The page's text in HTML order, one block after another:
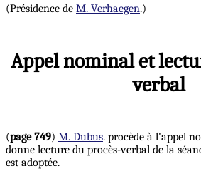
(Présidence de M. Verhaegen.)
Appel nominal et
verbal
(page 749) M. Dubus. procède à l'appel
donne lecture du procès-verbal de la
est adoptée.